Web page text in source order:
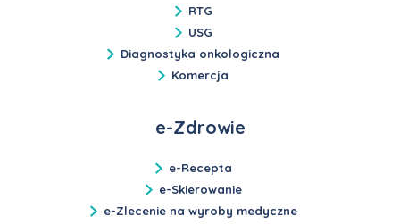
RTG
USG
Diagnostyka onkologiczna
Komercja
e-Zdrowie
e-Recepta
e-Skierowanie
e-Zlecenie na wyroby medyczne